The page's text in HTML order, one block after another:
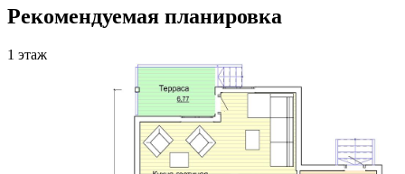
Рекомендуемая планировка
1 этаж